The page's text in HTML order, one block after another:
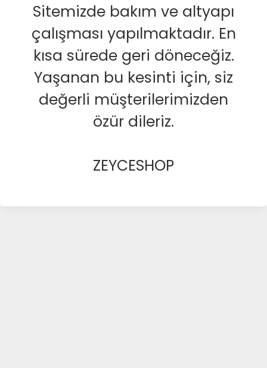
Sitemizde bakım ve altyapı
çalışması yapılmaktadır. En
kısa sürede geri döneceğiz.
Yaşanan bu kesinti için, siz
değerli müşterilerimizden
özür dileriz.
ZEYCESHOP